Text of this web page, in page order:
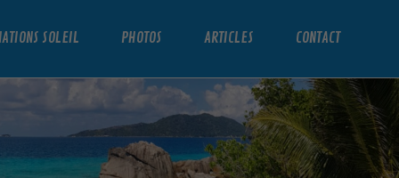
SOLEIL PHOTOS ARTICLES CONTACT